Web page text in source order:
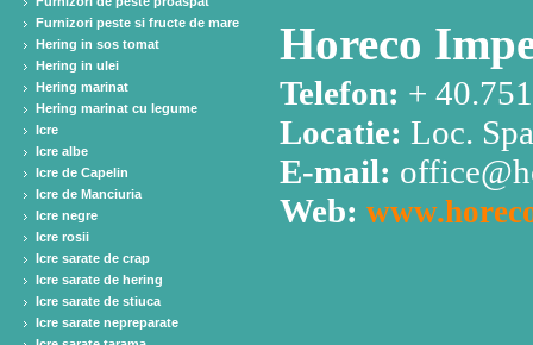
Furnizori peste si fructe de mare
Hering in sos tomat
Hering in ulei
Hering marinat
Hering marinat cu legume
Icre
Icre albe
Icre de Capelin
Icre de Manciuria
Icre negre
Icre rosii
Icre sarate de crap
Icre sarate de hering
Icre sarate de stiuca
Icre sarate nepreparate
Horeco
Telefon: +
Locatie: Loc.
E-mail:
Web: